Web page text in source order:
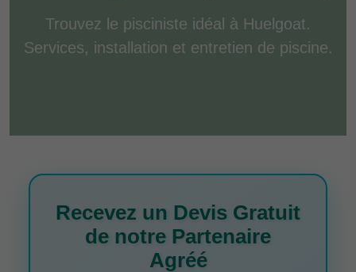
Trouvez le pisciniste idéal à Huelgoat.
Services, installation et entretien de piscine.
Recevez un Devis Gratuit
de notre Partenaire
Agréé